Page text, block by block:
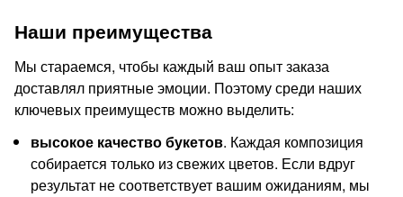
Наши преимущества
Мы стараемся, чтобы каждый ваш опыт заказа
доставлял приятные эмоции. Поэтому среди наших
ключевых преимуществ можно выделить:
высокое качество букетов. Каждая композиция
собирается только из свежих цветов. Если вдруг
результат не соответствует вашим ожиданиям, мы